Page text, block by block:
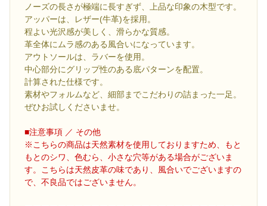
ノーズの長さが極端に長すぎず、上品な印象の木型です。
アッパーは、レザー(牛革)を採用。
程よい光沢感が美しく、滑らかな質感。
革全体にムラ感のある風合いになっています。
アウトソールは、ラバーを使用。
中心部分にグリップ性のある底パターンを配置。
計算された仕様です。
素材やフォルムなど、細部までこだわりの詰まった一足。
ぜひお試しくださいませ。
■注意事項 ／ その他
※こちらの商品は天然素材を使用しておりますため、もと
もとのシワ、色むら、小さな穴等がある場合がございま
す。こちらは天然皮革の味であり、風合いでございますの
で、不良品ではございません。